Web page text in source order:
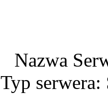
Nazwa
Typ serwera: